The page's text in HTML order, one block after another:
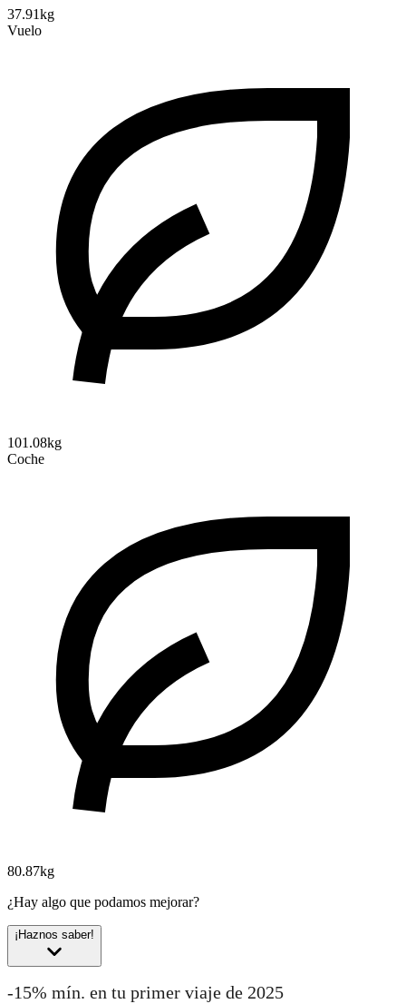
37.91kg
Vuelo
101.08kg
Coche
80.87kg
¿Hay algo que podamos mejorar?
¡Haznos saber!
-15% mín. en tu primer viaje de 2025